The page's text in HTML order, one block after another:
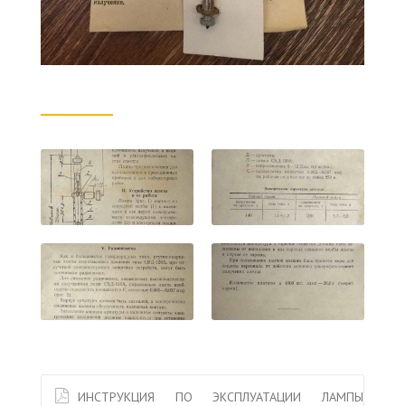
ИНСТРУКЦИЯ ПО ЭКСПЛУАТАЦИИ ЛАМПЫ